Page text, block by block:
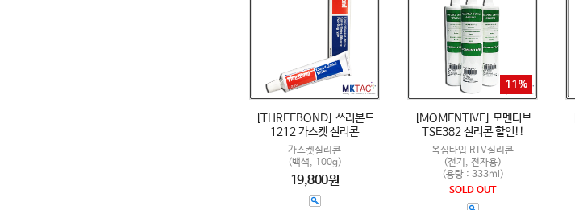
[THREEBOND] 쓰리본드
1212 가스켓 실리콘
가스켓실리콘
(백색, 100g)
19,800원
11%
[MOMENTIVE] 모멘티브
TSE382 실리콘 할인!!
옥심타입 RTV실리콘
(전기, 전자용)
(용량 : 333ml)
SOLD OUT